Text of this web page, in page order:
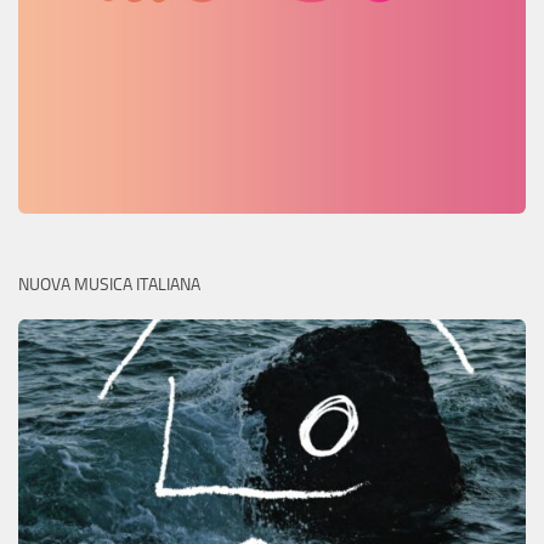
NUOVA MUSICA ITALIANA